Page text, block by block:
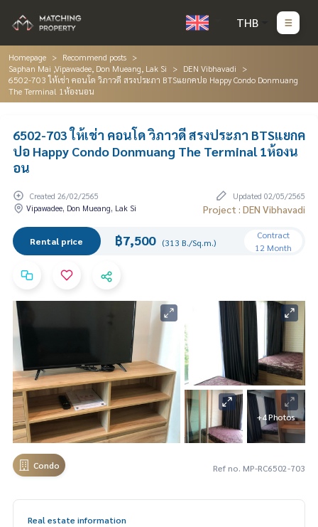
THB
Homepage
Recommend posts
Saphan Mai ,Vipawadee, Don Mueang, Lak Si
DEN Vibhavadi
6502-703 ให้เช่า คอนโด วิภาวดี สรงประภา BTSแยกคปอ Happy Condo Donmuang
The Terminal 1ห้องนอน
6502-703 ให้เช่า คอนโด วิภาวดี สรงประภา BTSแยกค
ปอ Happy Condo Donmuang The Terminal 1ห้องน
อน
Created 26/02/2565
Updated 02/05/2565
Vipawadee, Don Mueang, Lak Si
Project : DEN Vibhavadi
Rental price ฿7,500 (313 B./Sq.m.)
Contract
12 Month
+4 Photos
Condo Ref no. MP-RC6502-703
Real estate information